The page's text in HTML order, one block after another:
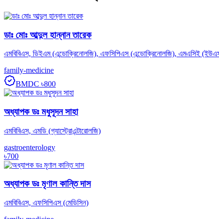
ডাঃ মোঃ আব্দুল হান্নান তারেক
এমবিবিএস, ডিইএম (এন্ডোক্রিনোলজি), এফসিপিএস (এন্ডোক্রিনোলজি), এমএসিই
family-medicine
BMDC ৳800
অধ্যাপক ডঃ মধুসূদন সাহা
এমবিবিএস, এমডি (গ্যাস্ট্রোএন্টারোলজি)
gastroenterology
৳700
অধ্যাপক ডঃ মৃণাল কান্তি দাস
এমবিবিএস, এফসিপিএস (মেডিসিন)